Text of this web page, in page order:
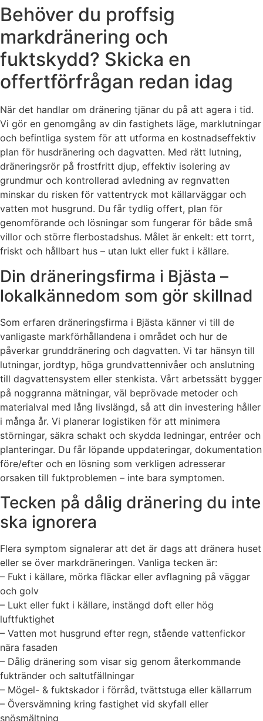
Behöver du proffsig
markdränering och
fuktskydd? Skicka en
offertförfrågan redan idag
När det handlar om dränering tjänar du på att agera i tid.
Vi gör en genomgång av din fastighets läge, marklutningar
och befintliga system för att utforma en kostnadseffektiv
plan för husdränering och dagvatten. Med rätt lutning,
dräneringsrör på frostfritt djup, effektiv isolering av
grundmur och kontrollerad avledning av regnvatten
minskar du risken för vattentryck mot källarväggar och
vatten mot husgrund. Du får tydlig offert, plan för
genomförande och lösningar som fungerar för både små
villor och större flerbostadshus. Målet är enkelt: ett torrt,
friskt och hållbart hus – utan lukt eller fukt i källare.
Din dräneringsfirma i Bjästa –
lokalkännedom som gör skillnad
Som erfaren dräneringsfirma i Bjästa känner vi till de
vanligaste markförhållandena i området och hur de
påverkar grunddränering och dagvatten. Vi tar hänsyn till
lutningar, jordtyp, höga grundvattennivåer och anslutning
till dagvattensystem eller stenkista. Vårt arbetssätt bygger
på noggranna mätningar, väl beprövade metoder och
materialval med lång livslängd, så att din investering håller
i många år. Vi planerar logistiken för att minimera
störningar, säkra schakt och skydda ledningar, entréer och
planteringar. Du får löpande uppdateringar, dokumentation
före/efter och en lösning som verkligen adresserar
orsaken till fuktproblemen – inte bara symptomen.
Tecken på dålig dränering du inte
ska ignorera
Flera symptom signalerar att det är dags att dränera huset
eller se över markdräneringen. Vanliga tecken är:
– Fukt i källare, mörka fläckar eller avflagning på väggar
och golv
– Lukt eller fukt i källare, instängd doft eller hög
luftfuktighet
– Vatten mot husgrund efter regn, stående vattenfickor
nära fasaden
– Dålig dränering som visar sig genom återkommande
fuktränder och saltutfällningar
– Mögel- & fuktskador i förråd, tvättstuga eller källarrum
– Översvämning kring fastighet vid skyfall eller
snösmältning